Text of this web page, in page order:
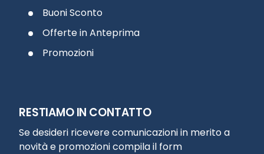
Buoni Sconto
Offerte in Anteprima
Promozioni
RESTIAMO IN CONTATTO
Se desideri ricevere comunicazioni in merito a
novità e promozioni compila il form